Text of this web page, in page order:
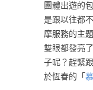
團體出遊的
是跟以往都
摩服務的主
雙眼都發亮
子呢？趕緊
於恆春的「